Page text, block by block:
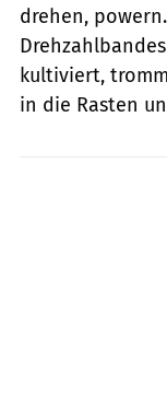
drehen,
kultiviert,
in die Rasten